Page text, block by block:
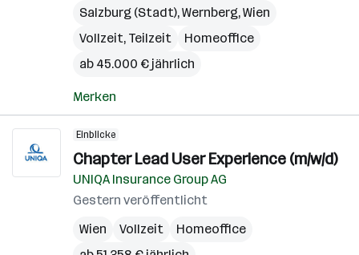
Salzburg (Stadt),Wernberg,Wien
Vollzeit, Teilzeit
Homeoffice
ab 45.000 € jährlich
Merken
Einblicke
Chapter Lead User Experience (m/w/d)
UNIQA Insurance Group AG
Gestern veröffentlicht
Wien
Vollzeit
Homeoffice